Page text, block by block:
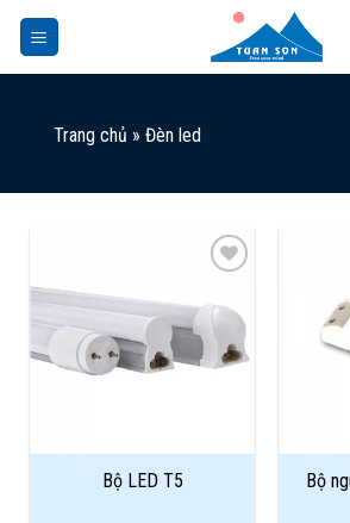
Skip
content
Trang chủ » Đèn led
Wishlist
Bộ LED T5 Bộ